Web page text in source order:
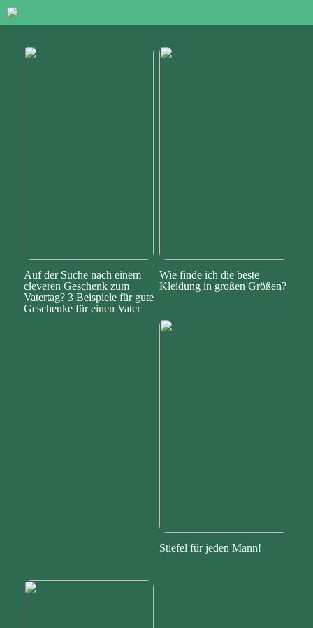
Auf der Suche nach einem
cleveren Geschenk zum
Vatertag? 3 Beispiele für gute
Geschenke für einen Vater
Wie finde ich die beste
Kleidung in großen Größen?
Stiefel für jeden Mann!